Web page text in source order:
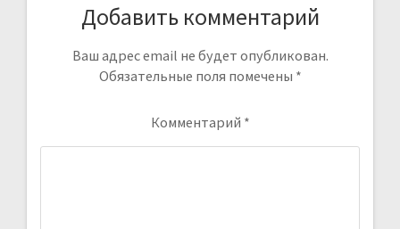
Добавить комментарий
Ваш адрес email не будет опубликован.
Обязательные поля помечены *
Комментарий *